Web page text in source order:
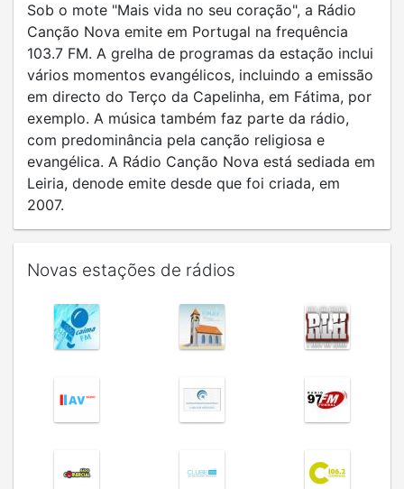
Sob o mote "Mais vida no seu coração", a Rádio
Canção Nova emite em Portugal na frequência
103.7 FM. A grelha de programas da estação inclui
vários momentos evangélicos, incluindo a emissão
em directo do Terço da Capelinha, em Fátima, por
exemplo. A música também faz parte da rádio,
com predominância pela canção religiosa e
evangélica. A Rádio Canção Nova está sediada em
Leiria, denode emite desde que foi criada, em
2007.
Novas estações de rádios